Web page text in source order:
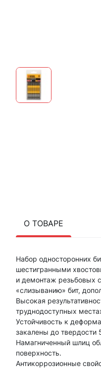
О ТОВАРЕ
Набор односторонних
шестигранными
и демонтаж резьбовых
«слизыванию» бит,
Высокая
труднодоступных
Устойчивость к
закалены до твердости
Намагниченный шлиц
поверхность.
Антикоррозионные